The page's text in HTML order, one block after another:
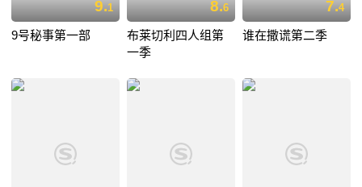
9.1
9号秘事第一部
8.6
布莱切利四人组第
一季
7.4
谁在撒谎第二季